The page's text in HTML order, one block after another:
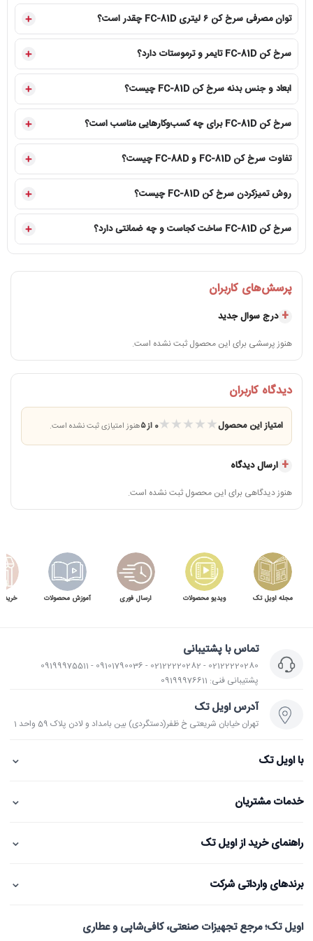
توان مصرفی سرخ کن ۶ لیتری FC-81D چقدر است؟
سرخ کن FC-81D تایمر و ترموستات دارد؟
ابعاد و جنس بدنه سرخ کن FC-81D چیست؟
سرخ کن FC-81D برای چه کسب‌وکارهایی مناسب است؟
تفاوت سرخ کن FC-81D و FC-88D چیست؟
روش تمیزکردن سرخ کن FC-81D چیست؟
سرخ کن FC-81D ساخت کجاست و چه ضمانتی دارد؟
پرسش‌های کاربران
درج سوال جدید
هنوز پرسشی برای این محصول ثبت نشده است.
دیدگاه کاربران
امتیاز این محصول ★★★★★ 0 از ۵ هنوز امتیازی ثبت نشده است.
ارسال دیدگاه
هنوز دیدگاهی برای این محصول ثبت نشده است.
مجله اویل تک ویدیو محصولات ارسال فوری آموزش محصولات خرید
تماس با پشتیبانی
02122220280 - 02122220282 - 09101790036 - 09199975511
پشتیبانی فنی: 09199976611
آدرس اویل تک
تهران خیابان شریعتی خ ظفر(دستگردی) بین بامداد و لادن پلاک 59 واحد 1
با اویل تک ⌄
خدمات مشتریان ⌄
راهنمای خرید از اویل تک ⌄
برندهای وارداتی شرکت ⌄
اویل تک؛ مرجع تجهیزات صنعتی، کافی‌شاپی و عطاری